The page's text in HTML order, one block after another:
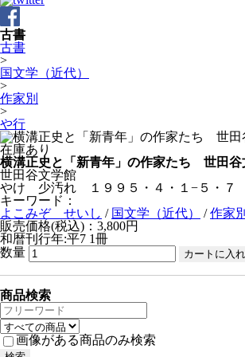
古書
古書
>
国文学（近代）
>
作家別
>
や行
在庫あり
横溝正史と「新青年」の作家たち 世田谷
世田谷文学館
やけ 少汚れ １９９５・４・１−５・７
キーワード：
よこみぞ せいし / 国文学（近代） /作家別
販売価格(税込)：3,800円
和暦刊行年:平7 1冊
数量
商品検索
画像がある商品のみ検索